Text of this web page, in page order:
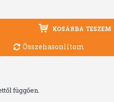
KOSÁRBA TESZEM
Összehasonlítom
függően.